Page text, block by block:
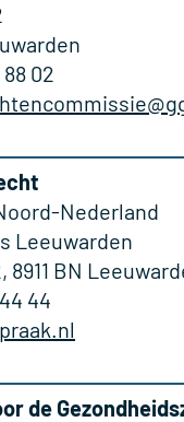
02
Nederland
Leeuwarden
8911 BN
44
de